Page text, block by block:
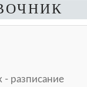
- разписание